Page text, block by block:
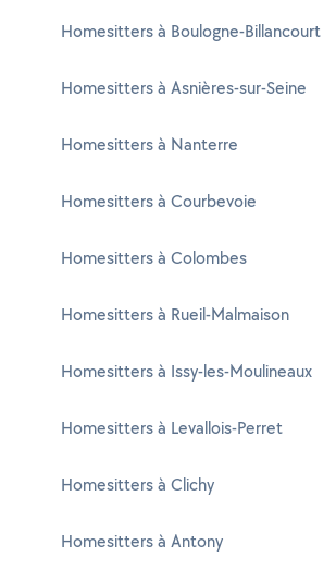
Homesitters à Boulogne-Billancourt
Homesitters à Asnières-sur-Seine
Homesitters à Nanterre
Homesitters à Courbevoie
Homesitters à Colombes
Homesitters à Rueil-Malmaison
Homesitters à Issy-les-Moulineaux
Homesitters à Levallois-Perret
Homesitters à Clichy
Homesitters à Antony